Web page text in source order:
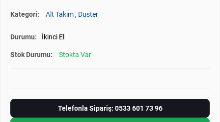
Kategori: Alt Takım , Duster
Durumu: İkinci El
Stok Durumu: Stokta Var
Telefonla Sipariş: 0533 601 73 96